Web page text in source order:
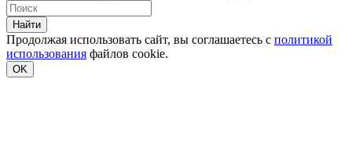
Найти
Продолжая использовать сайт, вы соглашаетесь с политикой
использования файлов cookie.
OK